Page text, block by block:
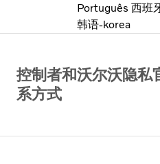
Português 西班
韩语-korea
控制者和沃尔沃隐私
系方式